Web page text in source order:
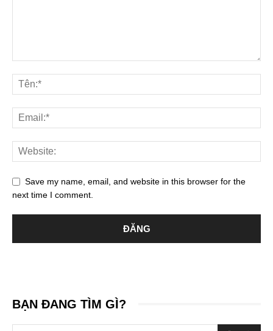
Save my name, email, and website in this browser for the
next time I comment.
BẠN ĐANG TÌM GÌ?